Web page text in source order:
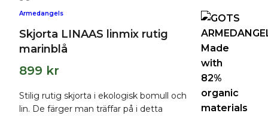
Armedangels
Skjorta LINAAS linmix rutig
marinblå
899 kr
Stilig rutig skjorta i ekologisk bomull och
lin. De färger man träffar på i detta